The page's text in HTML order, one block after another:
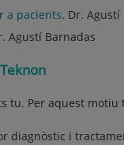
a pacients. Dr. Agustí
Agustí Barnadas
tu. Per aquest
i